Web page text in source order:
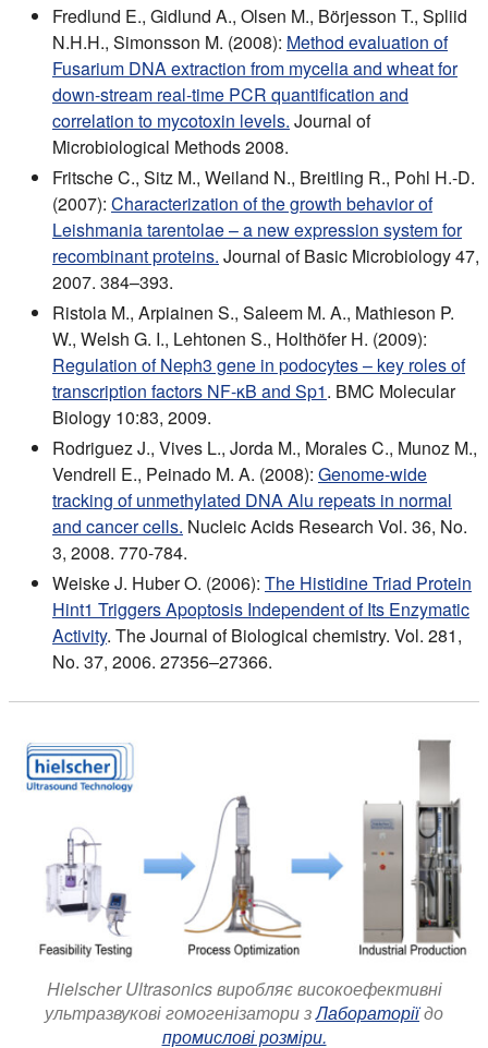
Fredlund E., Gidlund A., Olsen M., Börjesson T., Spliid
N.H.H., Simonsson M. (2008): Method evaluation of
Fusarium DNA extraction from mycelia and wheat for
down-stream real-time PCR quantification and
correlation to mycotoxin levels. Journal of
Microbiological Methods 2008.
Fritsche C., Sitz M., Weiland N., Breitling R., Pohl H.-D.
(2007): Characterization of the growth behavior of
Leishmania tarentolae – a new expression system for
recombinant proteins. Journal of Basic Microbiology 47,
2007. 384–393.
Ristola M., Arpiainen S., Saleem M. A., Mathieson P.
W., Welsh G. I., Lehtonen S., Holthöfer H. (2009):
Regulation of Neph3 gene in podocytes – key roles of
transcription factors NF-κB and Sp1. BMC Molecular
Biology 10:83, 2009.
Rodriguez J., Vives L., Jorda M., Morales C., Munoz M.,
Vendrell E., Peinado M. A. (2008): Genome-wide
tracking of unmethylated DNA Alu repeats in normal
and cancer cells. Nucleic Acids Research Vol. 36, No.
3, 2008. 770-784.
Weiske J. Huber O. (2006): The Histidine Triad Protein
Hint1 Triggers Apoptosis Independent of Its Enzymatic
Activity. The Journal of Biological chemistry. Vol. 281,
No. 37, 2006. 27356–27366.
Hielscher Ultrasonics виробляє високоефективні
ультразвукові гомогенізатори зЛабораторіїдо
промислові розміри.